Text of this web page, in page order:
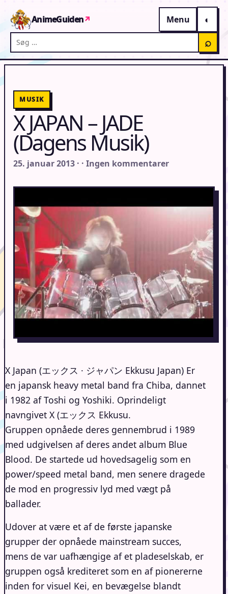
AnimeGuiden↗
Menu
Søg på AnimeGuiden
⌕
MUSIK
X JAPAN – JADE
(Dagens Musik)
25. januar 2013 · · Ingen kommentarer
X Japan (エックス · ジャパン Ekkusu Japan) Er
en japansk heavy metal band fra Chiba, dannet
i 1982 af Toshi og Yoshiki. Oprindeligt
navngivet X (エックス Ekkusu.
Gruppen opnåede deres gennembrud i 1989
med udgivelsen af ​​deres andet album Blue
Blood. De startede ud hovedsagelig som en
power/speed metal band, men senere dragede
de mod en progressiv lyd med vægt på
ballader.
Udover at være et af ​​de første japanske
grupper der opnåede mainstream succes,
mens de var uafhængige af et pladeselskab, er
gruppen også krediteret som en af ​​pionererne
inden for visuel Kei, en bevægelse blandt